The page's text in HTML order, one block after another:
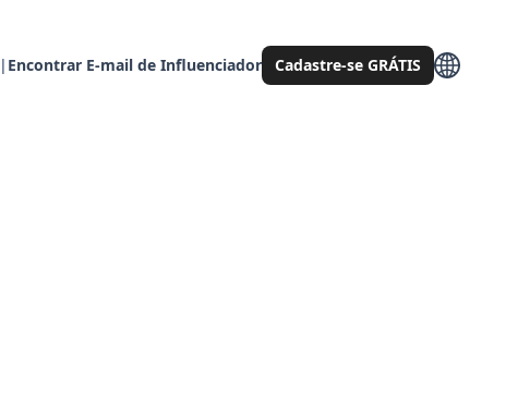
| Encontrar E-mail de Influenciador Cadastre-se GRÁTIS